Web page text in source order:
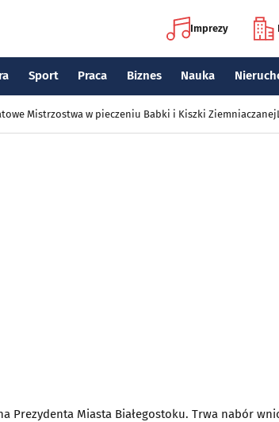
Imprezy
Sport Praca Biznes Nauka
Mistrzostwa w pieczeniu Babki i Kiszki Ziemniaczanej
Prezydenta Miasta Białegostoku. Trwa nabór